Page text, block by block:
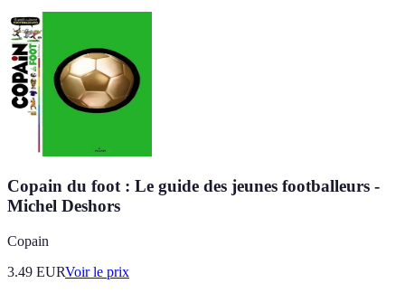
Copain du foot : Le guide des jeunes footballeurs -
Michel Deshors
Copain
3.49 EURVoir le prix